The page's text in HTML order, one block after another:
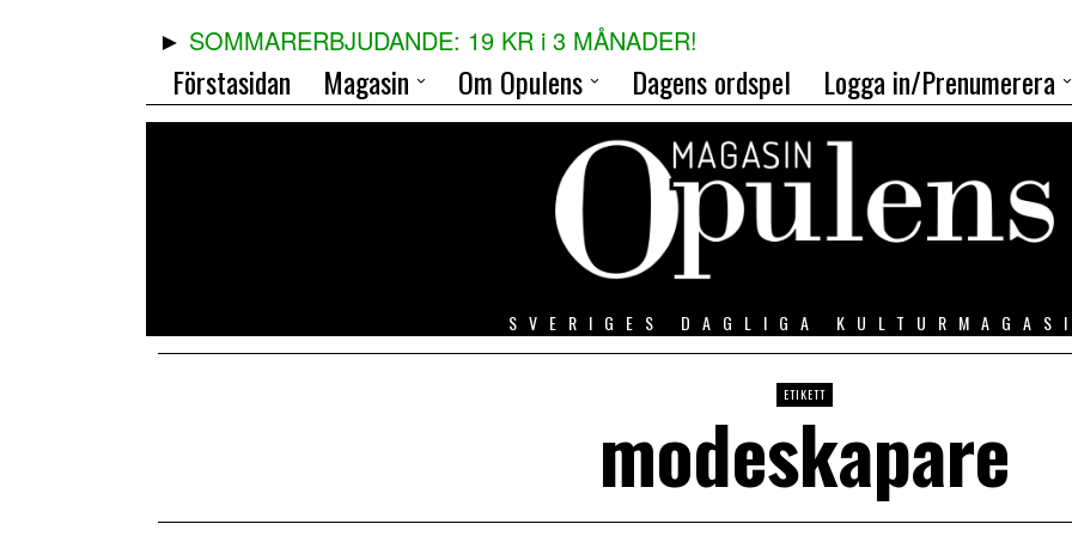
SOMMARERBJUDANDE: 19 KR i 3 MÅNADER!
Förstasidan Magasin Om Opulens Dagens ordspel Logga in/Prenumerera
SVERIGES DAGLIGA
ETIKETT
modeskapare